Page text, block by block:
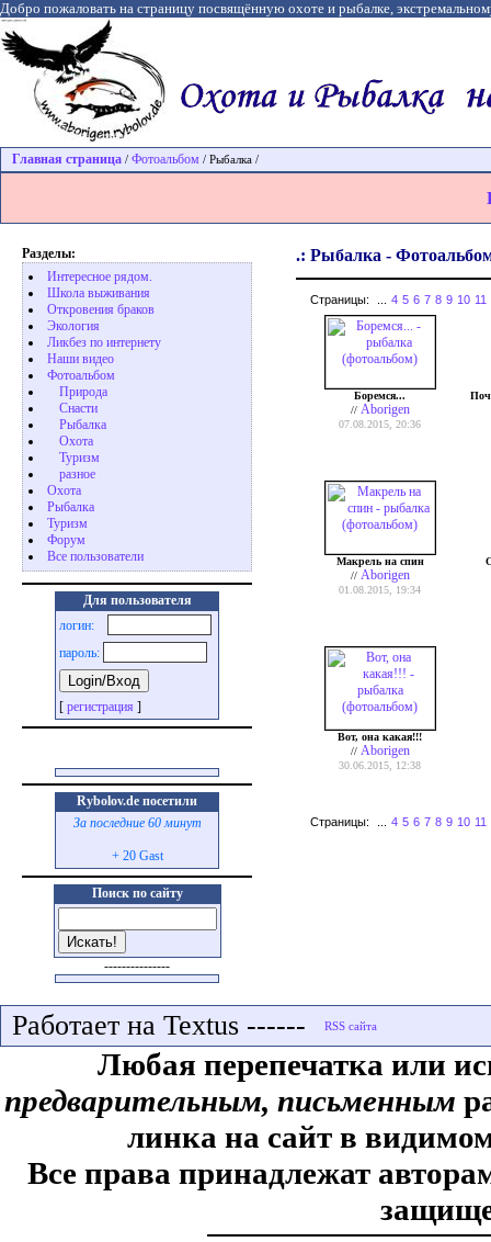
Добро пожаловать на страницу посвящённую охоте и рыбалке,
Главная страница / Фотоальбом / Рыбалка /
Разделы:
Интересное рядом.
Школа выживания
Откровения браков
Экология
Ликбез по интернету
Наши видео
Фотоальбом
Природа
Cнасти
Рыбалка
Охота
Туризм
разное
Охота
Pыбалка
Туризм
Форум
Все пользователи
Для пользователя
логин:
пароль:
[ регистрация ]
Rybolov.de посетили
За последние 60 минут
+ 20 Gast
Поиск по сайту
---------------
.: Рыбалка -
Страницы: 4 5 6 7 8 9 10 11
Боремся...
// Aborigen
07.08.2015, 20:36
Макрель на спин
// Aborigen
01.08.2015, 19:34
Вот, она какая!!!
// Aborigen
30.06.2015, 12:38
Страницы: 4 5 6 7 8 9 10 11
Работает на Textus ------
Любая перепечатка или
предварительным, письменным
линка на сайт в
Все права принадлежат